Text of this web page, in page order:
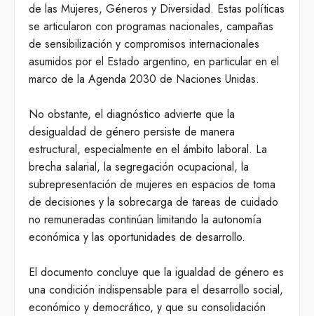
de las Mujeres, Géneros y Diversidad. Estas políticas
se articularon con programas nacionales, campañas
de sensibilización y compromisos internacionales
asumidos por el Estado argentino, en particular en el
marco de la Agenda 2030 de Naciones Unidas.
No obstante, el diagnóstico advierte que la
desigualdad de género persiste de manera
estructural, especialmente en el ámbito laboral. La
brecha salarial, la segregación ocupacional, la
subrepresentación de mujeres en espacios de toma
de decisiones y la sobrecarga de tareas de cuidado
no remuneradas continúan limitando la autonomía
económica y las oportunidades de desarrollo.
El documento concluye que la igualdad de género es
una condición indispensable para el desarrollo social,
económico y democrático, y que su consolidación